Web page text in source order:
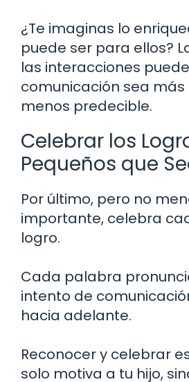
¿Te imaginas lo
puede ser para ellos?
las interacciones
comunicación sea
menos predecible.
Celebrar los
Pequeños que
Por último, pero no
importante, celebra
logro.
Cada palabra
intento de
hacia adelante.
Reconocer y celebrar
solo motiva a tu hijo,